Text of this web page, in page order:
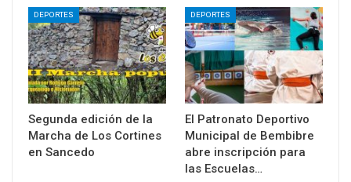
DEPORTES
Segunda edición de la
Marcha de Los Cortines
en Sancedo
DEPORTES
El Patronato Deportivo
Municipal de Bembibre
abre inscripción para
las Escuelas…